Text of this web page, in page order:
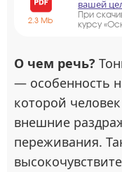
2.3 Mb
вашей
При
курсу
О чем речь?
— особенность
которой
внешние
переживания.